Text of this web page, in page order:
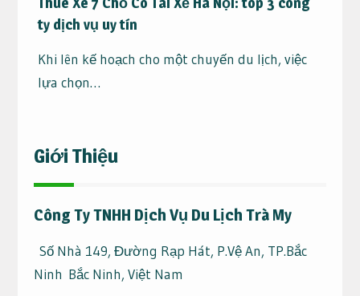
ty dịch vụ uy tín
Khi lên kế hoạch cho một chuyến du lịch, việc
lựa chọn…
Giới Thiệu
Công Ty TNHH Dịch Vụ Du Lịch Trà My
Số Nhà 149, Đường Rạp Hát, P.Vệ An, TP.Bắc
Ninh Bắc Ninh, Việt Nam